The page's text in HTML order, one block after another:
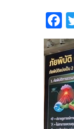
F
e
b
o
o
k